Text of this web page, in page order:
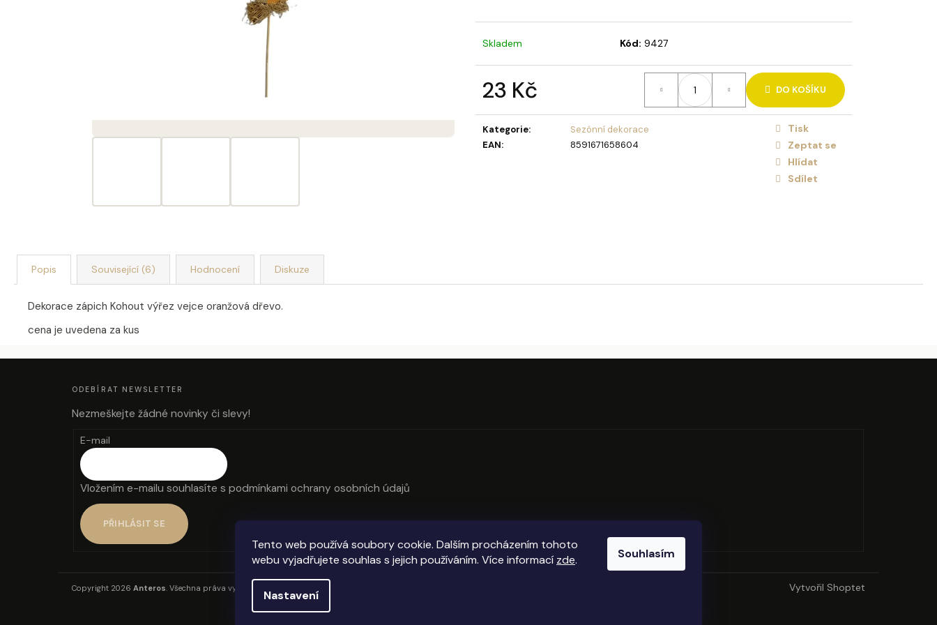
Tento web používá soubory cookie. Dalším procházením tohoto
webu vyjadřujete souhlas s jejich používáním. Více informací zde.
Nastavení
Souhlasím
Skladem Kód: 9427
23 Kč DO KOŠÍKU
Kategorie:
Sezónní dekorace
EAN: 8591671658604
Tisk
Zeptat se
Hlídat
Sdílet
Popis Související (6) Hodnocení Diskuze
Dekorace zápich Kohout výřez vejce oranžová dřevo.
cena je uvedena za kus
DEKORACE MÝDLOVÁ KYTICE ROMANCE
BERRY KARTÁČ NA VLASY
Z
ODEBÍRAT NEWSLETTER
Nezmeškejte žádné novinky či slevy!
E-mail
Vložením e-mailu souhlasíte s podmínkami ochrany osobních údajů
PŘIHLÁSIT SE
Vytvořil Shoptet
Copyright 2026 Anteros. Všechna práva vyhrazena.